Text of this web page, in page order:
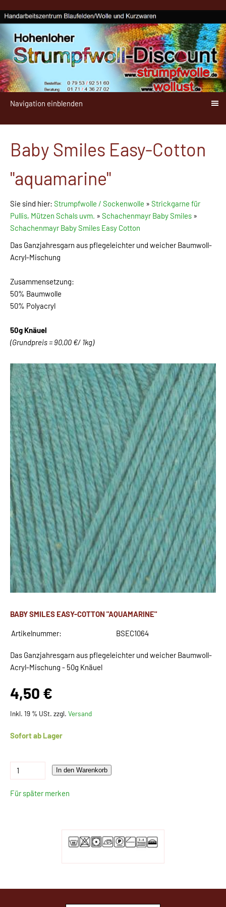
Navigation einblenden
Baby Smiles Easy-Cotton
"aquamarine"
Sie sind hier: Strumpfwolle / Sockenwolle » Strickgarne für
Pullis, Mützen Schals uvm. » Schachenmayr Baby Smiles »
Schachenmayr Baby Smiles Easy Cotton
Das Ganzjahresgarn aus pflegeleichter und weicher Baumwoll-
Acryl-Mischung
Zusammensetzung:
50% Baumwolle
50% Polyacryl
50g Knäuel
(Grundpreis = 90,00 €/ 1kg)
BABY SMILES EASY-COTTON "AQUAMARINE"
Artikelnummer: BSEC1064
Das Ganzjahresgarn aus pflegeleichter und weicher Baumwoll-
Acryl-Mischung - 50g Knäuel
4,50 €
Inkl. 19 % USt. zzgl. Versand
Sofort ab Lager
In den Warenkorb
Für später merken